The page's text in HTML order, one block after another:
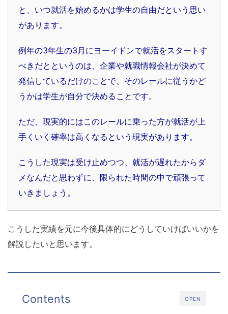
と、いつ就活を始めるかは学生の自由だという思い
があります。
例年の3年生の3月にヨーイドンで就活をスタートす
べきだとというのは、企業や就職情報会社が決めて
発信しているだけのことで、そのレールに従うかど
うかは学生が自分で決めることです。
ただ、現実的にはこのレールに乗った方が就活が上
手くいく確率は高くなるという現実があります。
こうした現実は受け止めつつ、就活が遅れたからダ
メなんだと思わずに、限られた時間の中で頑張って
いきましょう。
こうした実績を元に今後具体的にどうしていけばいいかを
解説したいと思います。
OPEN
Contents